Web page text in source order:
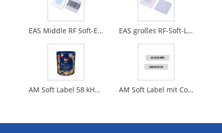
EAS Middle RF Soft-Etiketten EAS großes RF-Soft-Label
AM Soft Label 58 kHz akustomagnetisches Sicherheitsetikett für Einzelhandels-EAS AM Soft Label mit Code